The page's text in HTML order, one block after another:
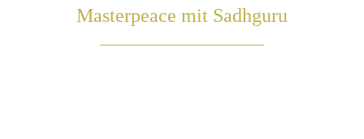
Masterpeace mit Sadhguru